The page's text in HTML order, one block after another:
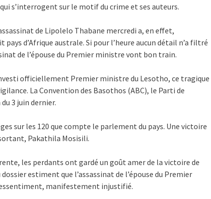
s’interrogent sur le motif du crime et ses auteurs.
de Lipolelo Thabane mercredi a, en effet,
d’Afrique australe. Si pour l’heure aucun détail n’a filtré
de l’épouse du Premier ministre vont bon train.
officiellement Premier ministre du Lesotho, ce tragique
La Convention des Basothos (ABC), le Parti de
3 juin dernier.
sur les 120 que compte le parlement du pays. Une victoire
Pakathila Mosisili.
les perdants ont gardé un goût amer de la victoire de
estiment que l’assassinat de l’épouse du Premier
manifestement injustifié.